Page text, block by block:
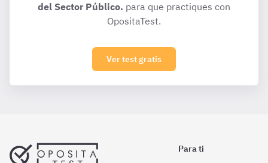
del Sector Público. para que practiques con
OpositaTest.
Ver test gratis
Para ti